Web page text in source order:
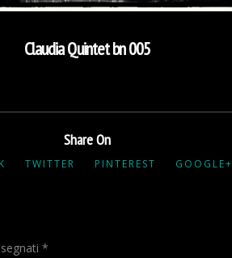
Claudia Quintet bn 005
Share On
TWITTER PINTEREST GOOGLE+
*